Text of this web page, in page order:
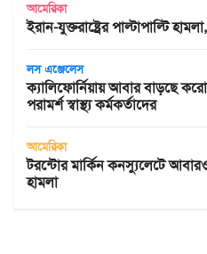
আমেরিকা
ইরান-যুক্তরাষ্ট্রের পাল্টাপাল্টি
লস এঞ্জেলেস
ক্যালিফোর্নিয়ায় আবার বাড়ছে
পরামর্শ স্বাস্থ্য কর্মকর্তাদের
আমেরিকা
টরন্টোর মার্কিন কনস্যুলেটে
হামলা